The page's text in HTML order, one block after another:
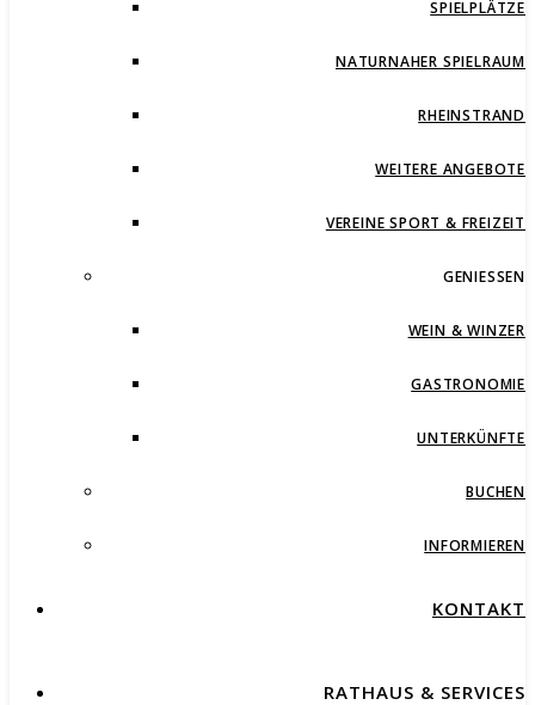
SPIELPLÄTZE
NATURNAHER SPIELRAUM
RHEINSTRAND
WEITERE ANGEBOTE
VEREINE SPORT & FREIZEIT
GENIESSEN
WEIN & WINZER
GASTRONOMIE
UNTERKÜNFTE
BUCHEN
INFORMIEREN
KONTAKT
RATHAUS & SERVICES